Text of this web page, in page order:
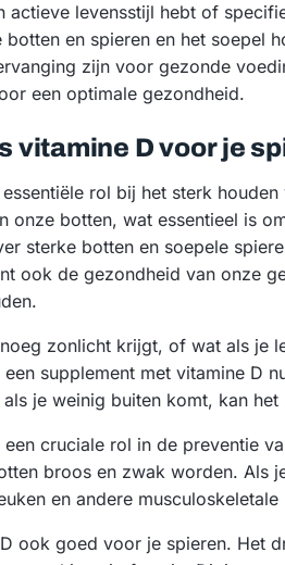
actieve levensstijl hebt of
botten en spieren en het soepel
zijn voor gezonde
een optimale gezondheid.
vitamine D voor je
rol bij het sterk
onze botten, wat essentieel is
sterke botten en soepele
ook de gezondheid van onze
zonlicht krijgt, of wat als je
supplement met vitamine D
je weinig buiten komt, kan
cruciale rol in de preventie
broos en zwak worden. Als
en andere musculoskeletale
ook goed voor je spieren. Het